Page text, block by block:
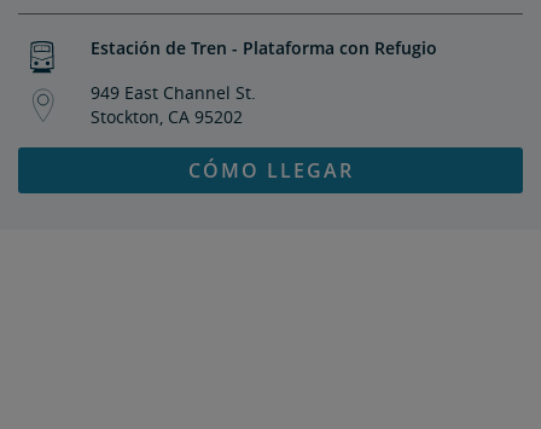
Estación de Tren - Plataforma con Refugio
949 East Channel St.
Stockton, CA 95202
CÓMO LLEGAR